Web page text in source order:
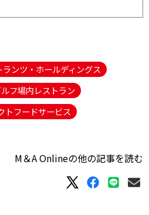
ンツ・ホールディングス
フ場内レストラン
トフードサービス
M＆A Onlineの他の記事を読む